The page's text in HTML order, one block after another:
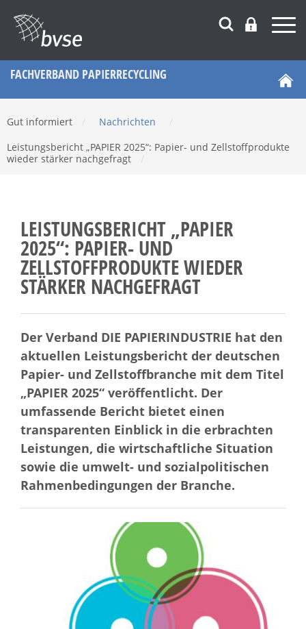
FACHVERBAND PAPIERRECYCLING
Gut informiert Nachrichten
Leistungsbericht „PAPIER 2025“: Papier- und Zellstoffprodukte
wieder stärker nachgefragt
LEISTUNGSBERICHT „PAPIER
2025“: PAPIER- UND
ZELLSTOFFPRODUKTE WIEDER
STÄRKER NACHGEFRAGT
Der Verband DIE PAPIERINDUSTRIE hat den
aktuellen Leistungsbericht der deutschen
Papier- und Zellstoffbranche mit dem Titel
„PAPIER 2025“ veröffentlicht. Der
umfassende Bericht bietet einen
transparenten Einblick in die erbrachten
Leistungen, die wirtschaftliche Situation
sowie die umwelt- und sozialpolitischen
Rahmenbedingungen der Branche.